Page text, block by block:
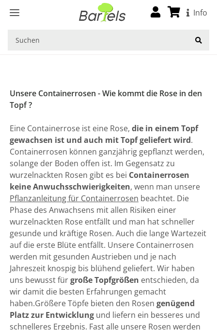
Info
Startseite
Unsere Containerrosen - Wie kommt die Rose in den
Topf ?
Eine Containerrose ist eine Rose, die in einem Topf
gewachsen ist und auch mit Topf geliefert wird.
Containerrosen können ganzjährig gepflanzt werden,
solange der Boden offen ist. Im Gegensatz zu
wurzelnackten Rosen gibt es bei Containerrosen
keine Anwuchsschwierigkeiten, wenn man unsere
Pflanzanleitung für Containerrosen beachtet. Die
Phase des Anwachsens mit allen Risiken einer
wurzelnackten Rose entfällt und man hat schneller
gesunde und kräftige Rosen. Auch die lange Wartezeit
auf die erste Blüte entfällt. Unsere Containerrosen
werden mit gesunden Austrieben und je nach
Jahreszeit knospig bis blühend geliefert. Wir haben
uns bewusst fürgroße Topfgrößen entschieden, da
wir damit die besten Erfahrungen gemacht
haben.Größere Töpfe bieten den Rosen genügend
Platz zur Entwicklung und liefern ein besseres und
schnelleres Ergebnis. Fast alle unsere Rosen werden